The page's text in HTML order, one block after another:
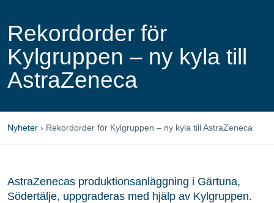
Rekordorder för
Kylgruppen – ny kyla till
AstraZeneca
Nyheter › Rekordorder för Kylgruppen – ny kyla till AstraZeneca
AstraZenecas produktionsanläggning i Gärtuna,
Södertälje, uppgraderas med hjälp av Kylgruppen.